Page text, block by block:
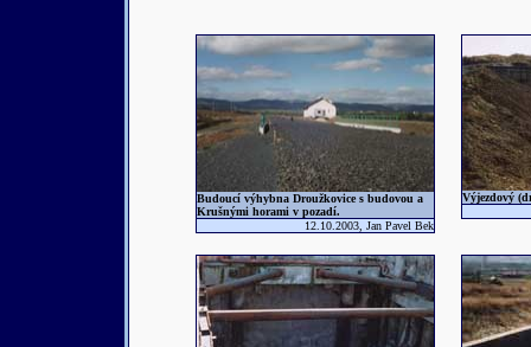
Budoucí výhybna Droužkovice s budovou a
Krušnými horami v pozadí.
12.10.2003, Jan Pavel Bek
Výjezdový